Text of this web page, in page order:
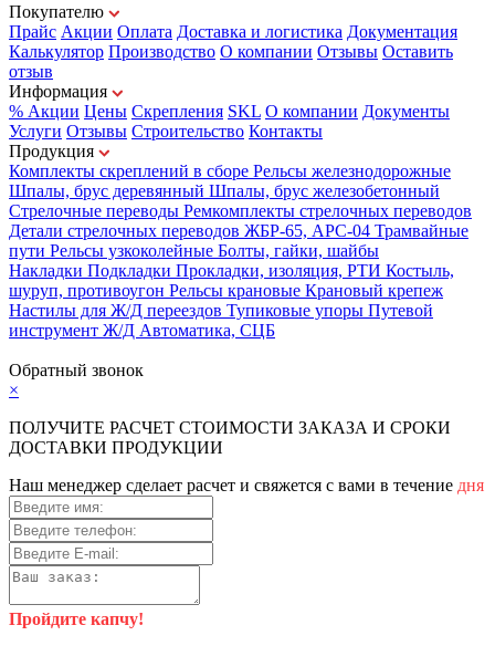
Покупателю
Прайс Акции Оплата Доставка и логистика Документация
Калькулятор Производство О компании Отзывы Оставить
отзыв
Информация
% Акции Цены Скрепления SKL О компании Документы
Услуги Отзывы Строительство Контакты
Продукция
Комплекты скреплений в сборе Рельсы железнодорожные
Шпалы, брус деревянный Шпалы, брус железобетонный
Стрелочные переводы Ремкомплекты стрелочных переводов
Детали стрелочных переводов ЖБР-65, АРС-04 Трамвайные
пути Рельсы узкоколейные Болты, гайки, шайбы
Накладки Подкладки Прокладки, изоляция, РТИ Костыль,
шуруп, противоугон Рельсы крановые Крановый крепеж
Настилы для Ж/Д переездов Тупиковые упоры Путевой
инструмент Ж/Д Автоматика, СЦБ
Обратный звонок
×
ПОЛУЧИТЕ РАСЧЕТ СТОИМОСТИ ЗАКАЗА И СРОКИ
ДОСТАВКИ ПРОДУКЦИИ
Наш менеджер сделает расчет и свяжется с вами в течение дня
Пройдите капчу!